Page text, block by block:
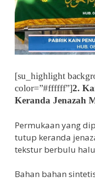
[su_highlight
color=”#ffffff”]2.
Keranda Jenazah
Permukaan yang
tutup keranda
tekstur berbulu
Bahan bahan